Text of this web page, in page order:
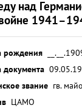
над
рождения
документа
звание гв.
ЦАМО